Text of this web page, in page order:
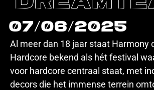
07/06/2025
Al meer dan 18 jaar staat Harmony
Hardcore bekend als hét festival
voor hardcore centraal staat, met
decors die het immense terrein